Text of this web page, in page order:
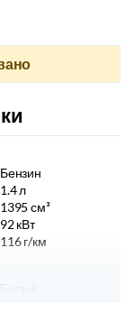
Бензин
1.4л
1395 см³
92кВт
116г/км